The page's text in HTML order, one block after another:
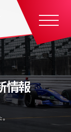
情報